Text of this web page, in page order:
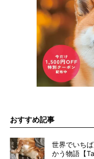
おすすめ記事
世界でいち
かう物語【